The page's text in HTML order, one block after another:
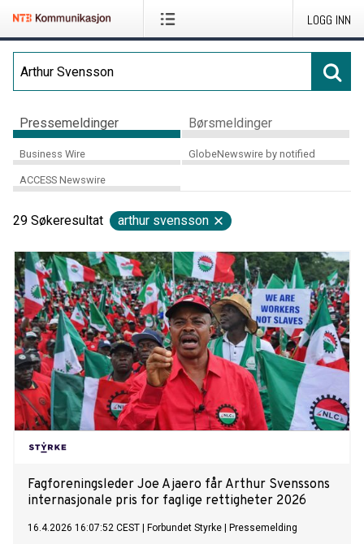
LOGG INN
Pressemeldinger Børsmeldinger
Business Wire GlobeNewswire by notified
ACCESS Newswire
29 Søkeresultat arthur svensson
Fagforeningsleder Joe Ajaero får Arthur Svenssons
internasjonale pris for faglige rettigheter 2026
16.4.2026 16:07:52 CEST Forbundet Styrke Pressemelding